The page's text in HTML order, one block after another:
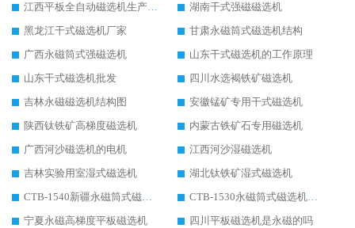
江西平板全自动磁选机生产厂家
湖南干式强磁磁选机
黑龙江干式磁选机厂家
甘肃永磁筒式磁选机结构
广西永磁筒式强磁选机
山东干式磁选机的工作原理
山东干式磁选机批发
四川水选褐铁矿磁选机
吉林永磁磁选机结构图
安徽锰矿专用干式磁选机
陕西钛铁矿高梯度磁选机
内蒙古铁矿石专用磁选机
广西河沙磁选机的电机
江西河沙湿磁选机
吉林实验用室湿式磁选机
湖北钛铁矿湿式磁选机
CTB-1540新疆永磁筒式磁选机
CTB-1530永磁筒式磁选机代理商
宁夏永磁高梯度平板磁选机
四川平板磁选机是永磁的吗